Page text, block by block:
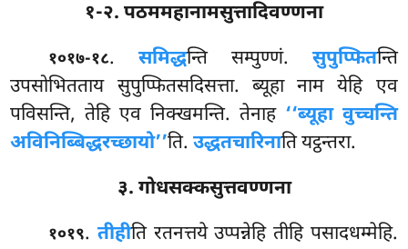
१-२. पठममहानामसुत्तादिवण्णना
१०१७-१८. समिद्धन्ति सम्पुण्णं. सुपुप्फितन्ति
उपसोभितताय सुपुप्फितसदिसत्ता. ब्यूहा नाम येहि एव
पविसन्ति, तेहि एव निक्खमन्ति. तेनाह ‘‘ब्यूहा वुच्चन्ति
अविनिब्बिद्धरच्छायो’’ति.उद्धतचारिनाति यट्ठन्तरा.
३. गोधसक्कसुत्तवण्णना
१०१९. तीहीति रतनत्तये उप्पन्नेहि तीहि पसादधम्मेहि.